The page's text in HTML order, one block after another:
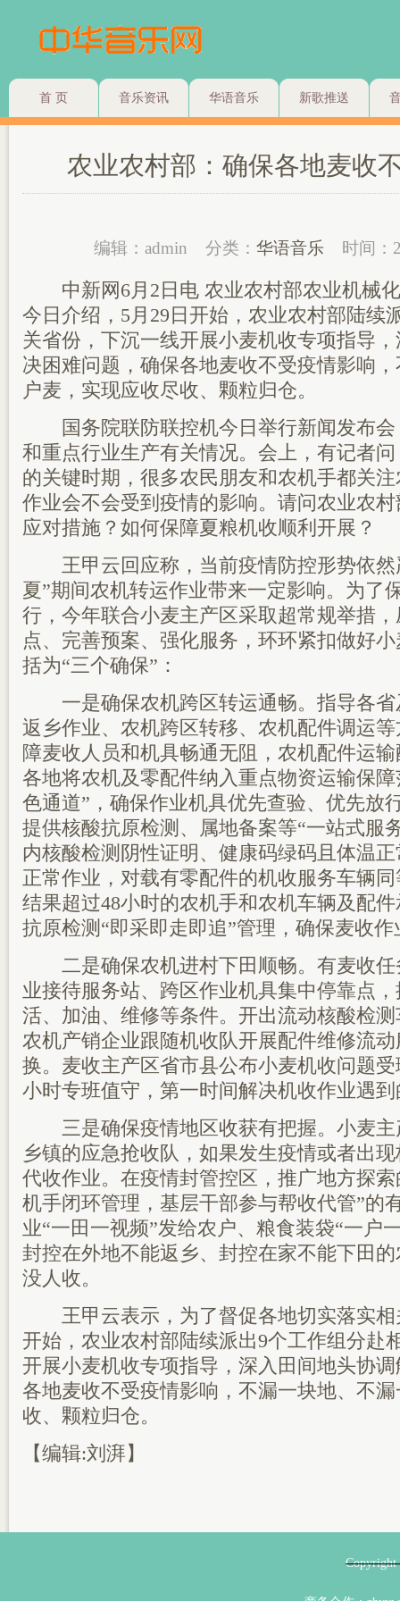
首 页 音乐资讯 华语音乐 新歌推送
农业农村部：确保各地麦收
编辑：admin 分类： 华语音乐 时间：
中新网6月2日电 农业农村部农业机械化
今日介绍，5月29日开始，农业农村部陆续
关省份，下沉一线开展小麦机收专项指导
决困难问题，确保各地麦收不受疫情影响
户麦，实现应收尽收、颗粒归仓。
国务院联防联控机今日举行新闻发布会
和重点行业生产有关情况。会上，有记者
的关键时期，很多农民朋友和农机手都关
作业会不会受到疫情的影响。请问农业农
应对措施？如何保障夏粮机收顺利开展？
王甲云回应称，当前疫情防控形势依然
夏”期间农机转运作业带来一定影响。为了
行，今年联合小麦主产区采取超常规举措
点、完善预案、强化服务，环环紧扣做好
括为“三个确保”：
一是确保农机跨区转运通畅。指导各省
返乡作业、农机跨区转移、农机配件调运
障麦收人员和机具畅通无阻，农机配件运
各地将农机及零配件纳入重点物资运输保
色通道”，确保作业机具优先查验、优先放
提供核酸抗原检测、属地备案等“一站式服
内核酸检测阴性证明、健康码绿码且体温
正常作业，对载有零配件的机收服务车辆
结果超过48小时的农机手和农机车辆及配
抗原检测“即采即走即追”管理，确保麦收
二是确保农机进村下田顺畅。有麦收任
业接待服务站、跨区作业机具集中停靠点
活、加油、维修等条件。开出流动核酸检
农机产销企业跟随机收队开展配件维修流
换。麦收主产区省市县公布小麦机收问题
小时专班值守，第一时间解决机收作业遇
三是确保疫情地区收获有把握。小麦主
乡镇的应急抢收队，如果发生疫情或者出
代收作业。在疫情封管控区，推广地方探
机手闭环管理，基层干部参与帮收代管”的
业“一田一视频”发给农户、粮食装袋“一户
封控在外地不能返乡、封控在家不能下田
没人收。
王甲云表示，为了督促各地切实落实相
开始，农业农村部陆续派出9个工作组分赴
开展小麦机收专项指导，深入田间地头协
各地麦收不受疫情影响，不漏一块地、不
收、颗粒归仓。
【编辑:刘湃】